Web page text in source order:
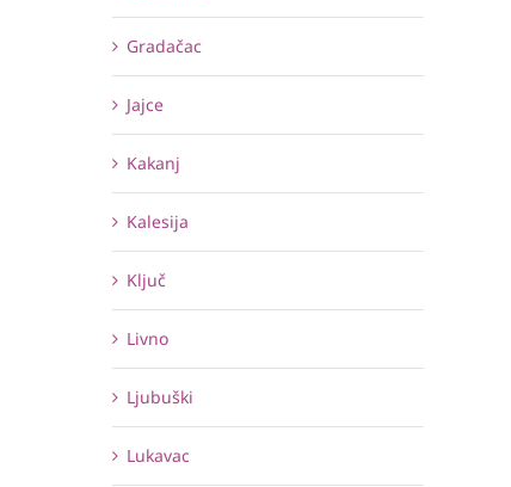
Gradačac
Jajce
Kakanj
Kalesija
Ključ
Livno
Ljubuški
Lukavac